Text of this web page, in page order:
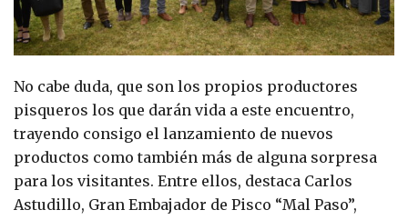
No cabe duda, que son los propios productores
pisqueros los que darán vida a este encuentro,
trayendo consigo el lanzamiento de nuevos
productos como también más de alguna sorpresa
para los visitantes. Entre ellos, destaca Carlos
Astudillo, Gran Embajador de Pisco “Mal Paso”,